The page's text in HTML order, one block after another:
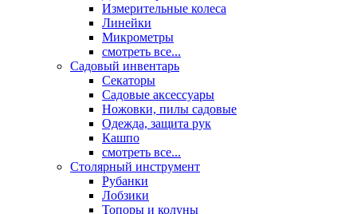
Измерительные колеса
Линейки
Микрометры
смотреть все...
Садовый инвентарь
Секаторы
Садовые аксессуары
Ножовки, пилы садовые
Одежда, защита рук
Кашпо
смотреть все...
Столярный инструмент
Рубанки
Лобзики
Топоры и колуны